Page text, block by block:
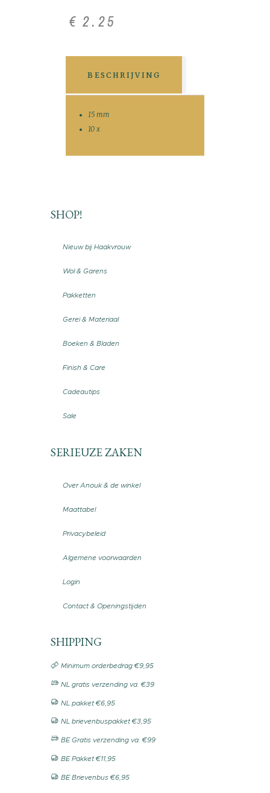
€ 2. 25
BESCHRIJVING
15 mm
10 x
SHOP!
Nieuw bij Haakvrouw
Wol & Garens
Pakketten
Gerei & Materiaal
Boeken & Bladen
Finish & Care
Cadeautips
Sale
SERIEUZE ZAKEN
Over Anouk & de winkel
Maattabel
Privacybeleid
Algemene voorwaarden
Login
Contact & Openingstijden
SHIPPING
Minimum orderbedrag €9,95
NL gratis verzending va. €39
NL pakket €6,95
NL brievenbuspakket €3,95
BE Gratis verzending va. €99
BE Pakket €11,95
BE Brievenbus €6,95